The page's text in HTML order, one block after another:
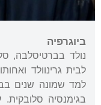
ביוגרפיה
נולד בברטיסלבה,
למד שמונה שנים
בגימנסיה